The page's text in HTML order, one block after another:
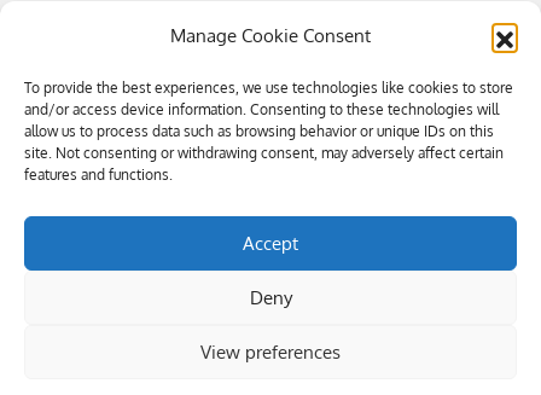
Manage Cookie Consent
To provide the best experiences, we use technologies like cookies to store
and/or access device information. Consenting to these technologies will
allow us to process data such as browsing behavior or unique IDs on this
site. Not consenting or withdrawing consent, may adversely affect certain
features and functions.
Accept
Deny
View preferences
23 Flusswandern – kühle Pfoten an heißen Tagen
SEP.
4
16:00- 18:30
Bitte kommen – Kommen auf Ruf Teil 3
Öffnungszeiten: Mi-Sa 9.00-19.00, So 10.00-16.00 | Tel 0043 680
4445884 | Copyright © 2019 hundsgemein.at